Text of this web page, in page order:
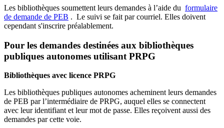
Les bibliothèques soumettent leurs demandes à l’aide du formulaire
de demande de PEB . Le suivi se fait par courriel. Elles doivent
cependant s'inscrire préalablement.
Pour les demandes destinées aux bibliothèques
publiques autonomes utilisant PRPG
Bibliothèques avec licence PRPG
Les bibliothèques publiques autonomes acheminent leurs demandes
de PEB par l’intermédiaire de PRPG, auquel elles se connectent
avec leur identifiant et leur mot de passe. Elles reçoivent aussi des
demandes par cette voie.